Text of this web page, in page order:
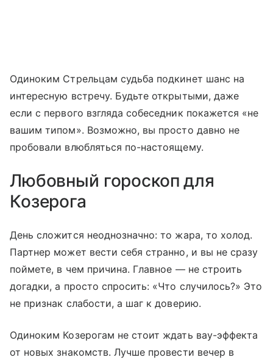
Одиноким Стрельцам судьба подкинет шанс на
интересную встречу. Будьте открытыми, даже
если с первого взгляда собеседник покажется «не
вашим типом». Возможно, вы просто давно не
пробовали влюбляться по-настоящему.
Любовный гороскоп для
Козерога
День сложится неоднозначно: то жара, то холод.
Партнер может вести себя странно, и вы не сразу
поймете, в чем причина. Главное — не строить
догадки, а просто спросить: «Что случилось?» Это
не признак слабости, а шаг к доверию.
Одиноким Козерогам не стоит ждать вау-эффекта
от новых знакомств. Лучше провести вечер в